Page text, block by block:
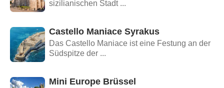
sizilianischen Stadt ...
Castello Maniace Syrakus
Das Castello Maniace ist eine Festung an der
Südspitze der ...
Mini Europe Brüssel